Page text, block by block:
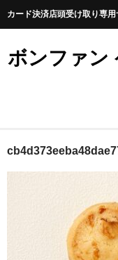
カード決済店頭受け取り専用
ボンファン
ホーム
ショートケーキ
ショートケーキ